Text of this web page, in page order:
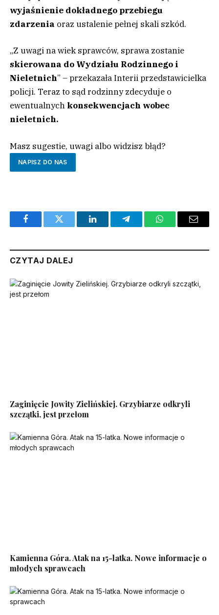
wyjaśnienie dokładnego przebiegu
zdarzenia oraz ustalenie pełnej skali szkód.
„Z uwagi na wiek sprawców, sprawa zostanie
skierowana do Wydziału Rodzinnego i
Nieletnich” – przekazała Interii przedstawicielka
policji. Teraz to sąd rodzinny zdecyduje o
ewentualnych konsekwencjach wobec
nieletnich.
Masz sugestie, uwagi albo widzisz błąd?
NAPISZ DO NAS
FacebookTwitter LinkedInTelegramWhatsAppEmail
CZYTAJ DALEJ
Zaginięcie Jowity Zielińskiej. Grzybiarze odkryli
szczątki, jest przełom
Kamienna Góra. Atak na 15-latka. Nowe informacje o
młodych sprawcach